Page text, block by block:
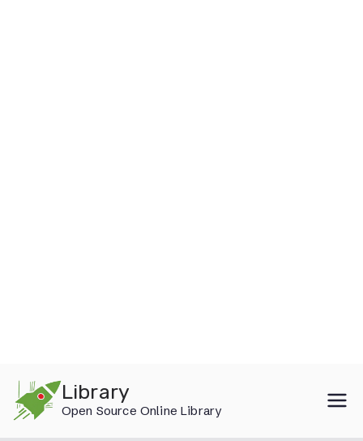
content
Library
Open Source Online Library